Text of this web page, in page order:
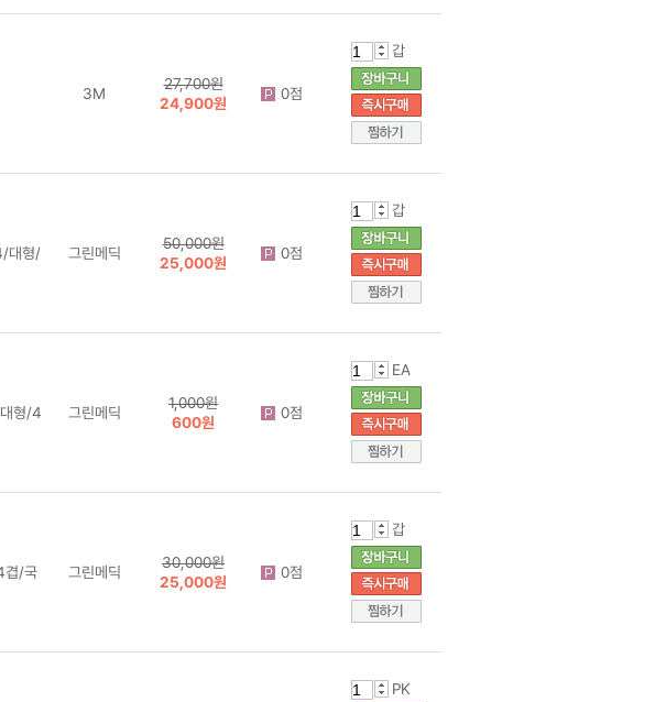
3M
27,700원
24,900원
0점
갑
대형/
그린메딕
50,000원
25,000원
0점
갑
형/4
그린메딕
1,000원
600원
0점
EA
겹/국
그린메딕
30,000원
25,000원
0점
갑
PK